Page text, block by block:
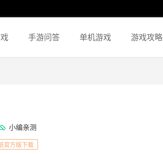
手游问答 单机游戏 游戏攻略
小编亲测
官方版下载